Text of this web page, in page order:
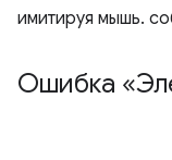
имитируя мышь.
Ошибка